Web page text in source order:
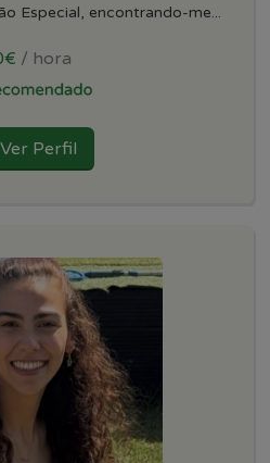
Especial, encontrando-me...
/ hora
Perfil